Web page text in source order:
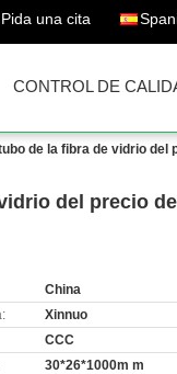
Pida una cita
CONTROL DE
de la fibra de vidrio del
del precio
China
Xinnuo
CCC
30*26*1000m m